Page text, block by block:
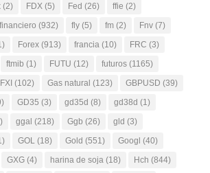
(2) FDX (5) Fed (26) ffie (2)
financiero (932) fly (5) fm (2) Fnv (7)
Forex (913) francia (10) FRC (3)
ftmib (1) FUTU (12) futuros (1165)
FXI (102) Gas natural (123) GBPUSD (39)
GD35 (3) gd35d (8) gd38d (1)
ggal (218) Ggb (26) gld (3)
GOL (18) Gold (551) Googl (40)
GXG (4) harina de soja (18) Hch (844)